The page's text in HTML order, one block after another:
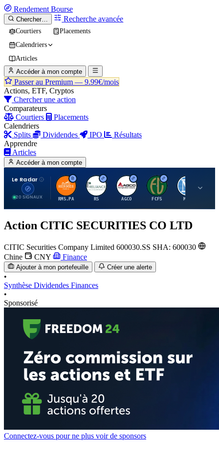
Rendement Bourse
Chercher… Recherche avancée
Courtiers
Placements
Calendriers
Articles
Accéder à mon compte
Passer au Premium — 9.99€/mois
Actions, ETF, Cryptos
Chercher une action
Comparateurs
Courtiers
Placements
Calendriers
Splits
Dividendes IPO
Résultats
Apprendre
Articles
Accéder à mon compte
Le Radar
20 SIGNAUX
H
RMS.PA
R
RS
A
AGCO
F
FCFS
M
MCO
Action CITIC SECURITIES CO LTD
CITIC Securities Company Limited 600030.SS SHA: 600030
Chine
CNY Finance
Ajouter à mon portefeuille Créer une alerte
•
Synthèse Dividendes Finances
•
Sponsorisé
Connectez-vous pour ne plus voir de sponsors